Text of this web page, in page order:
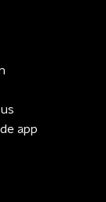
app